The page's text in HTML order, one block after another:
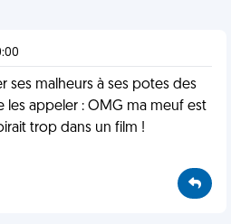
ses malheurs à ses potes des
les appeler : OMG ma meuf est
trop dans un film !